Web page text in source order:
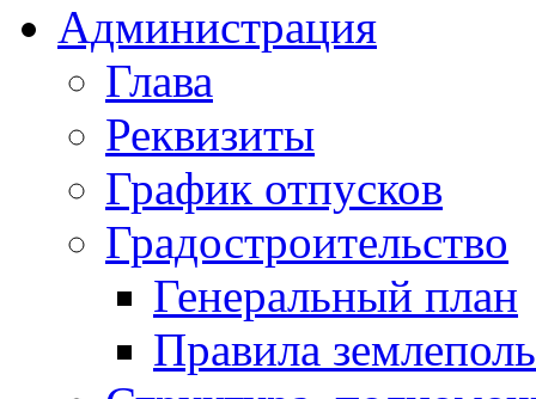
Администрация
Глава
Реквизиты
График отпусков
Градостроительство
Генеральный план
Правила